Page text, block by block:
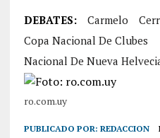
DEBATES: Carmelo
Copa Nacional De Clubes
Nacional De Nueva
ro.com.uy
PUBLICADO POR: REDACCION